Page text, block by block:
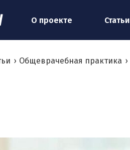
О проекте Статьи
› Общеврачебная практика ›